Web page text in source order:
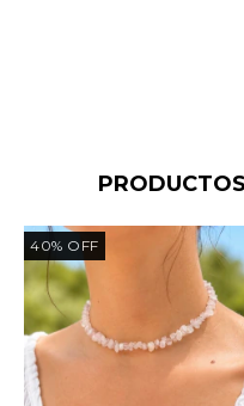
40% OFF